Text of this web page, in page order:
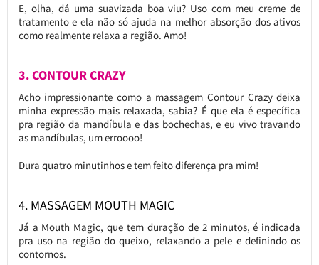
E, olha, dá uma suavizada boa viu? Uso com meu creme de
tratamento e ela não só ajuda na melhor absorção dos ativos
como realmente relaxa a região. Amo!
3. CONTOUR CRAZY
Acho impressionante como a massagem Contour Crazy deixa
minha expressão mais relaxada, sabia? É que ela é específica
pra região da mandíbula e das bochechas, e eu vivo travando
as mandíbulas, um erroooo!
Dura quatro minutinhos e tem feito diferença pra mim!
4. MASSAGEM MOUTH MAGIC
Já a Mouth Magic, que tem duração de 2 minutos, é indicada
pra uso na região do queixo, relaxando a pele e definindo os
contornos.